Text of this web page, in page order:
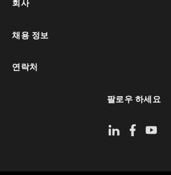
회사
채용 정보
연락처
팔로우 하세요